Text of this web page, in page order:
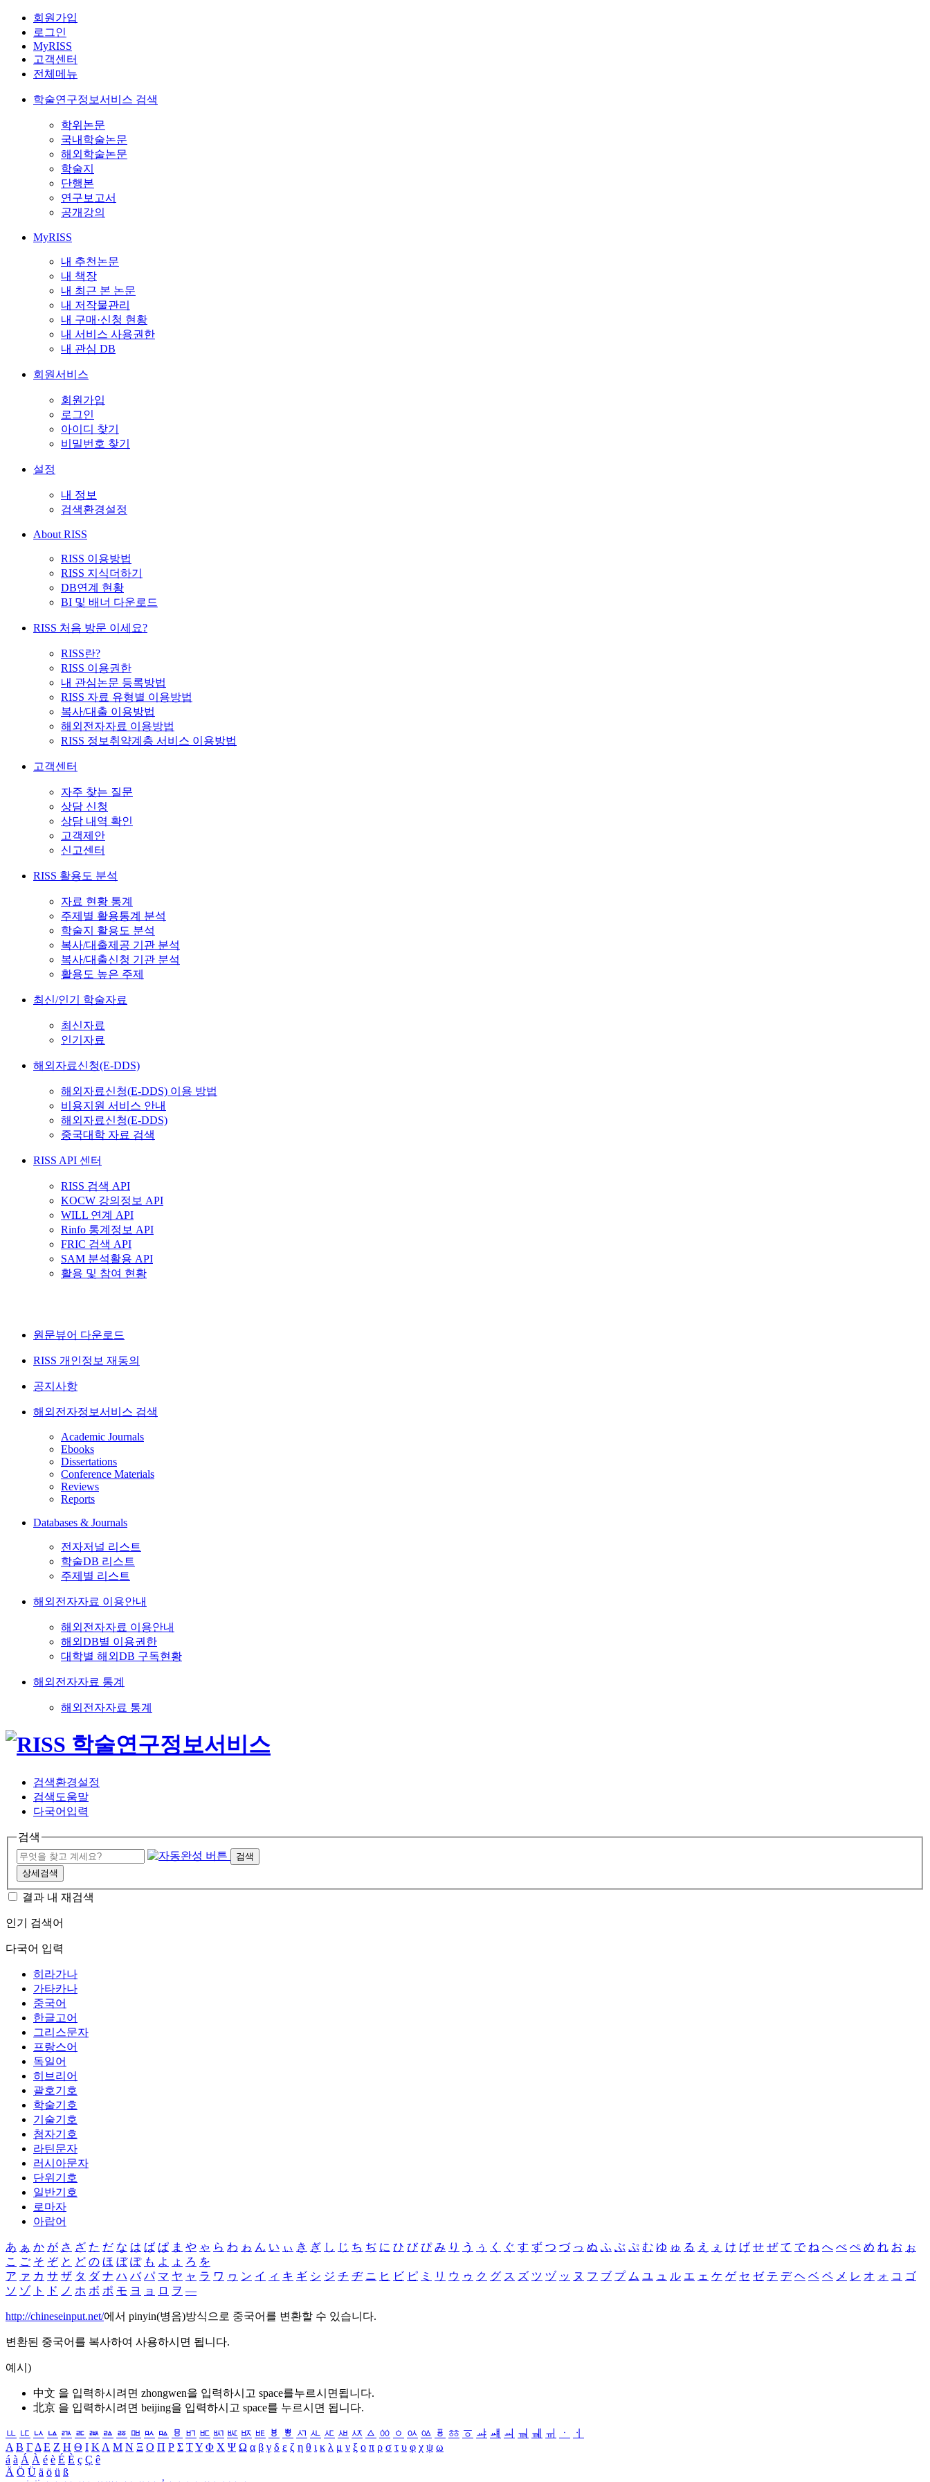
회원가입
로그인
MyRISS
고객센터
전체메뉴
학술연구정보서비스 검색
학위논문
국내학술논문
해외학술논문
학술지
단행본
연구보고서
공개강의
MyRISS
내 추천논문
내 책장
내 최근 본 논문
내 저작물관리
내 구매·신청 현황
내 서비스 사용권한
내 관심 DB
회원서비스
회원가입
로그인
아이디 찾기
비밀번호 찾기
설정
내 정보
검색환경설정
About RISS
RISS 이용방법
RISS 지식더하기
DB연계 현황
BI 및 배너 다운로드
RISS 처음 방문 이세요?
RISS란?
RISS 이용권한
내 관심논문 등록방법
RISS 자료 유형별 이용방법
복사/대출 이용방법
해외전자자료 이용방법
RISS 정보취약계층 서비스 이용방법
고객센터
자주 찾는 질문
상담 신청
상담 내역 확인
고객제안
신고센터
RISS 활용도 분석
자료 현황 통계
주제별 활용통계 분석
학술지 활용도 분석
복사/대출제공 기관 분석
복사/대출신청 기관 분석
활용도 높은 주제
최신/인기 학술자료
최신자료
인기자료
해외자료신청(E-DDS)
해외자료신청(E-DDS) 이용 방법
비용지원 서비스 안내
해외자료신청(E-DDS)
중국대학 자료 검색
RISS API 센터
RISS 검색 API
KOCW 강의정보 API
WILL 연계 API
Rinfo 통계정보 API
FRIC 검색 API
SAM 분석활용 API
활용 및 참여 현황
원문뷰어 다운로드
RISS 개인정보 재동의
공지사항
해외전자정보서비스 검색
Academic Journals
Ebooks
Dissertations
Conference Materials
Reviews
Reports
Databases & Journals
전자저널 리스트
학술DB 리스트
주제별 리스트
해외전자자료 이용안내
해외전자자료 이용안내
해외DB별 이용권한
대학별 해외DB 구독현황
해외전자자료 통계
해외전자자료 통계
검색환경설정
검색도움말
다국어입력
검색
검색
상세검색
결과 내 재검색
인기 검색어
다국어 입력
히라가나
가타카나
중국어
한글고어
그리스문자
프랑스어
독일어
히브리어
괄호기호
학술기호
기술기호
첨자기호
라틴문자
러시아문자
단위기호
일반기호
로마자
아랍어
あ ぁ か が さ ざ た だ な は ば ぱ ま や ゃ ら わ ゎ ん い ぃ き ぎ し じ ち ぢ に ひ び ぴ み り う ぅ く ぐ す ず つ づ っ ぬ ふ ぶ ぷ む ゆ ゅ る え ぇ け げ せ ぜ て で ね へ べ ぺ め れ お ぉ
こ ご そ ぞ と ど の ほ ぼ ぽ も よ ょ ろ を
ア ァ カ サ ザ タ ダ ナ ハ バ パ マ ヤ ャ ラ ワ ヮ ン イ ィ キ ギ シ ジ チ ヂ ニ ヒ ビ ピ ミ リ ウ ゥ ク グ ス ズ ツ ヅ ッ ヌ フ ブ プ ム ユ ュ ル エ ェ ケ ゲ セ ゼ テ デ ヘ ベ ペ メ レ オ ォ コ ゴ
ソ ゾ ト ド ノ ホ ボ ポ モ ヨ ョ ロ ヲ ―
http://chineseinput.net/에서 pinyin(병음)방식으로 중국어를 변환할 수 있습니다.
변환된 중국어를 복사하여 사용하시면 됩니다.
예시)
中文 을 입력하시려면 zhongwen을 입력하시고 space를누르시면됩니다.
北京 을 입력하시려면 beijing을 입력하시고 space를 누르시면 됩니다.
ㅥ ㅦ ㅧ ㅨ ㅩ ㅪ ㅫ ㅬ ㅭ ㅮ ㅯ ㅰ ㅱ ㅲ ㅳ ㅴ ㅵ ㅶ ㅷ ㅸ ㅹ ㅺ ㅻ ㅼ ㅽ ㅾ ㅿ ㆀ ㆁ ㆂ ㆃ ㆄ ㆅ ㆆ ㆇ ㆈ ㆉ ㆊ ㆋ ㆌ ㆍ
ㆎ
Α Β ΓΔ Ε Ζ Η Θ Ι ΚΛ Μ Ν Ξ Ο Π Ρ Σ ΤΥ Φ Χ Ψ Ω α β γ δ ε ζ η θ ι κ λ μ ν ξ ο π ρ σ τ υ φ χ ψ ω
á à Á À é è É È ç Ç ê
Ä Ö Ü ä ö ü ß